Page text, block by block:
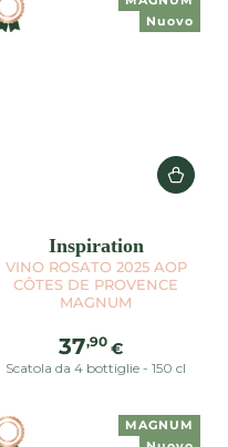
Inspiration
VINO ROSATO 2025 AOP
CÔTES DE PROVENCE
MAGNUM
Prezzo
regolare
37,90 €
Scatola da 4 bottiglie - 150 cl
Nuovo
MAGNUM